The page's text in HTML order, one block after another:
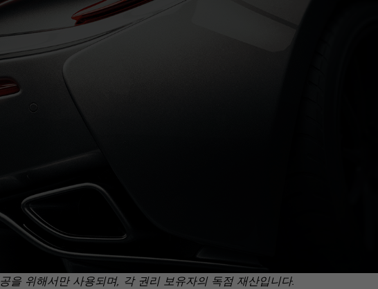
위해서만 사용되며, 각 권리 보유자의 독점 재산입니다.